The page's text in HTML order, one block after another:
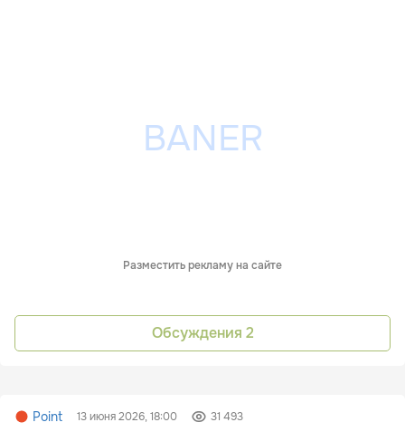
Разместить рекламу на сайте
Обсуждения 2
Point 13 июня 2026, 18:00 31 493